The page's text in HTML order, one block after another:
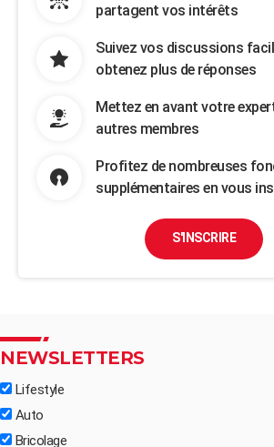
partagent vos intérêts
Suivez vos discussions
obtenez plus de réponses
Mettez en avant votre
autres membres
Profitez de nombreuses
supplémentaires en vous
S'INSCRIRE
NEWSLETTERS
Lifestyle
Auto
Bricolage